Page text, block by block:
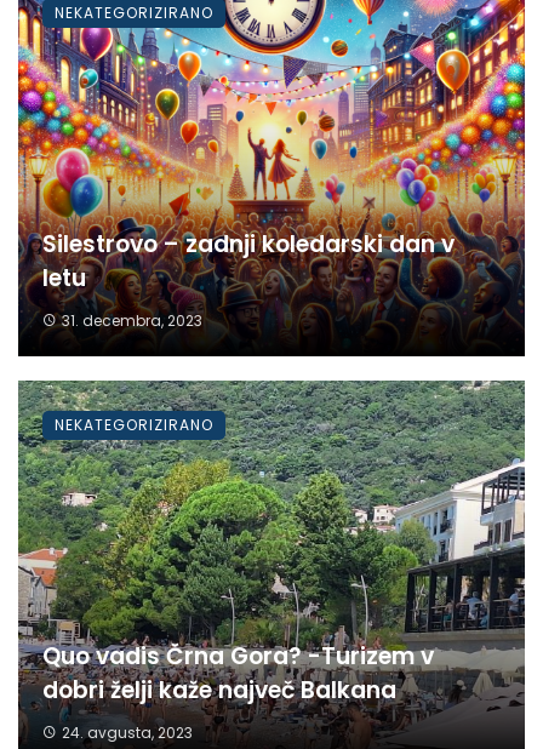
Silestrovo – zadnji koledarski dan v
letu
31. decembra, 2023
NEKATEGORIZIRANO
Quo vadis Črna Gora? -Turizem v
dobri želji kaže največ Balkana
24. avgusta, 2023
NEKATEGORIZIRANO